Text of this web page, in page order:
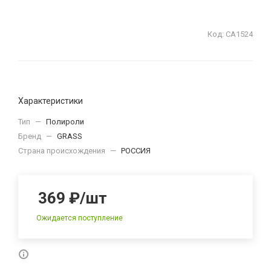
Код: СА1524
Характеристики
Тип — Полироли
Бренд — GRASS
Страна происхождения
— РОССИЯ
369 ₽/шт
Ожидается поступление